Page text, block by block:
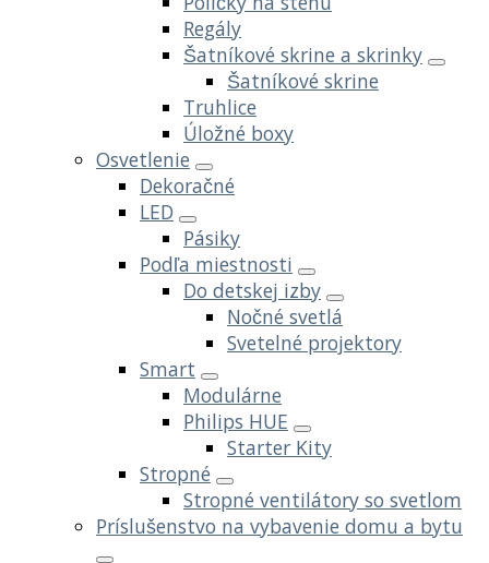
Regály
Šatníkové skrine a skrinky
Šatníkové skrine
Truhlice
Úložné boxy
Osvetlenie
Dekoračné
LED
Pásiky
Podľa miestnosti
Do detskej izby
Nočné svetlá
Svetelné projektory
Smart
Modulárne
Philips HUE
Starter Kity
Stropné
Stropné ventilátory so svetlom
Príslušenstvo na vybavenie domu a bytu